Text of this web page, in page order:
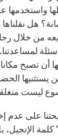
هل
من خلال
أن تصبح
يستثنيها
على عدم
الإنجيل،